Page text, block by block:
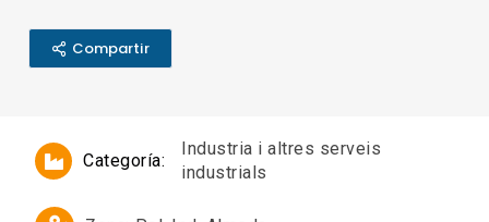
Compartir
Categoría:
Industria i altres serveis
industrials